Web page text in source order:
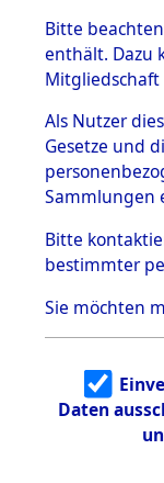
BESTÄNDE
1.
mente
5.
5.3
5.3.1
zu
en
5.3.2
g
5.3.3
Bitte
enthält. Dazu
Als Nutzer
Gesetze und
Sammlungen
Bitte
bestimmter
Sie möchten
Daten